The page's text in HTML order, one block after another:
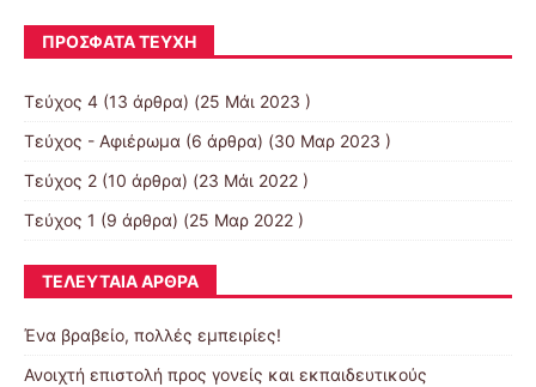
ΠΡΌΣΦΑΤΑ ΤΕΎΧΗ
Τεύχος 4 (13 άρθρα) (25 Μάι 2023 )
Τεύχος - Αφιέρωμα (6 άρθρα) (30 Μαρ 2023 )
Τεύχος 2 (10 άρθρα) (23 Μάι 2022 )
Τεύχος 1 (9 άρθρα) (25 Μαρ 2022 )
ΤΕΛΕΥΤΑΊΑ ΆΡΘΡΑ
Ένα βραβείο, πολλές εμπειρίες!
Ανοιχτή επιστολή προς γονείς και εκπαιδευτικούς